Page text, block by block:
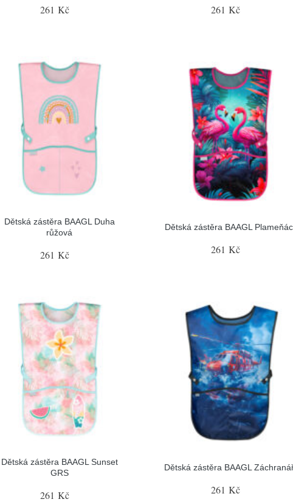
261 Kč 261 Kč
Dětská zástěra BAAGL Duha
růžová
261 Kč
Dětská zástěra BAAGL
261 Kč
Dětská zástěra BAAGL Sunset
GRS
261 Kč
Dětská zástěra BAAGL
261 Kč